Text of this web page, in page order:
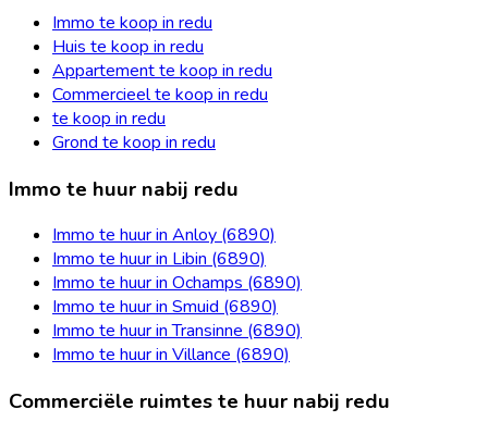
Immo te koop in redu
Huis te koop in redu
Appartement te koop in redu
Commercieel te koop in redu
te koop in redu
Grond te koop in redu
Immo te huur nabij redu
Immo te huur in Anloy (6890)
Immo te huur in Libin (6890)
Immo te huur in Ochamps (6890)
Immo te huur in Smuid (6890)
Immo te huur in Transinne (6890)
Immo te huur in Villance (6890)
Commerciële ruimtes te huur nabij redu